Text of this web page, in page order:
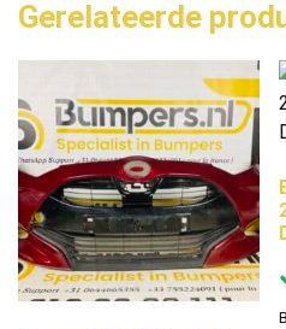
Gerelateerde